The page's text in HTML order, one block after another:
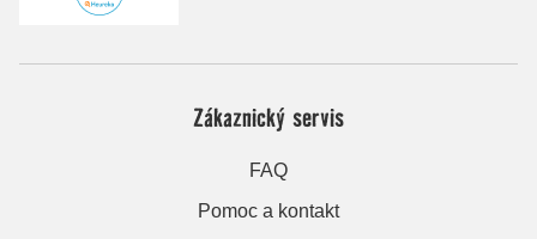
Zákaznický servis
FAQ
Pomoc a kontakt